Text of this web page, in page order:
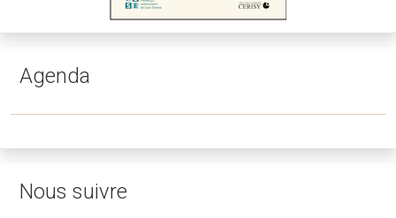
Agenda
Nous suivre